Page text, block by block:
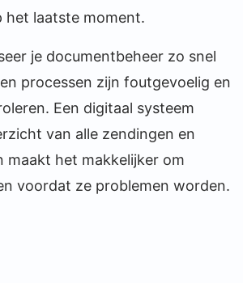
het laatste moment.
je documentbeheer zo snel
processen zijn foutgevoelig en
Een digitaal systeem
van alle zendingen en
maakt het makkelijker om
voordat ze problemen worden.